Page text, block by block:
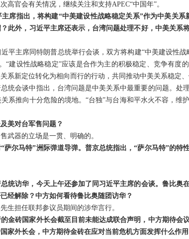
官会有关情况，继续关注和支持APEC“中国年”。
席指出，将构建“中美建设性战略稳定关系”作为中美关
此外，习近平主席还表示，台湾问题处理不好，中美关系
平主席同特朗普总统举行会谈，双方将构建“中美建设性
“建设性战略稳定”应该是合作为主的积极稳定、竞争有度
系新定位转化为相向而行的行动，共同推动中美关系稳定、
统会谈中指出，台湾问题是中美关系中最重要的问题。处
系推向十分危险的境地。“台独”与台海和平水火不容，维
美对台军售问题？
武器的立场是一贯、明确的。
萨尔马特”洲际弹道导弹。普京总统指出，“萨尔马特”的特
统访华，今天上午还参加了同习近平主席的会谈。鲁比奥
经解除？中方如何看待鲁比奥随团访华？
生担任联邦参议员期间的涉华言行。
金砖国家外长会截至目前未能达成联合声明，中方期待会
家外长会，中方期待金砖在应对当前危机方面发挥什么作用